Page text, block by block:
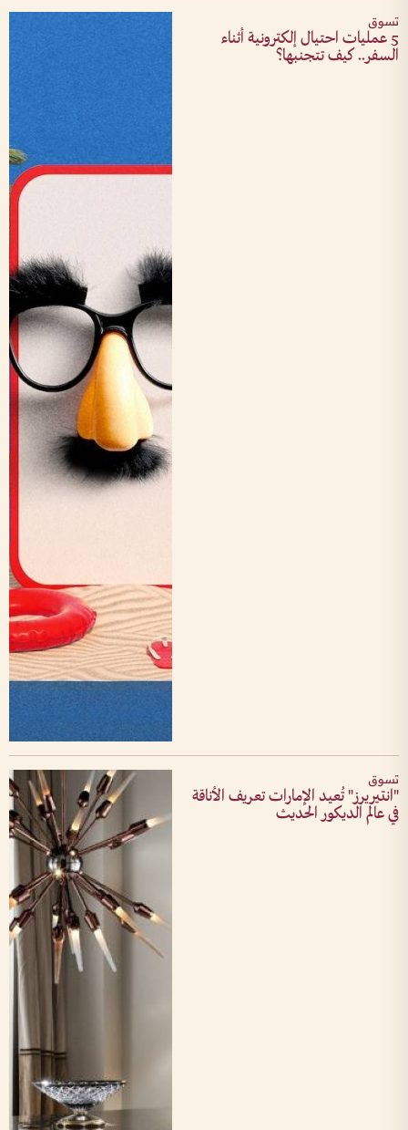
تسوق
5 عمليات احتيال إلكترونية أثناء
السفر.. كيف تتجنبها؟
تسوق
"انتيريرز" تُعيد الإمارات تعريف الأناقة
في عالم الديكور الحديث